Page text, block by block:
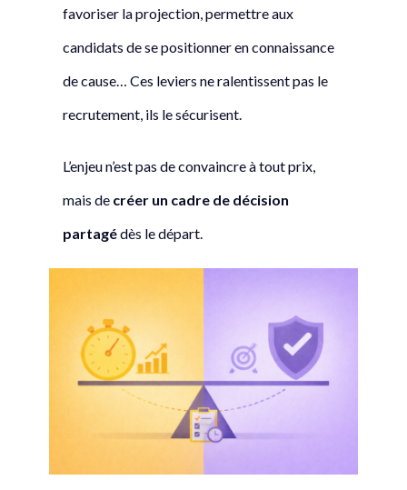
favoriser la projection, permettre aux
candidats de se positionner en connaissance
de cause… Ces leviers ne ralentissent pas le
recrutement, ils le sécurisent.
L’enjeu n’est pas de convaincre à tout prix,
mais de créer un cadre de décision
partagédès le départ.